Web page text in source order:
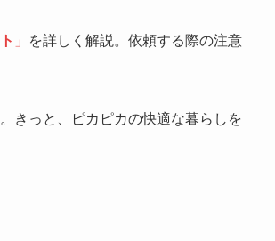
」
を詳しく解説。依頼する際の注意
きっと、ピカピカの快適な暮らしを